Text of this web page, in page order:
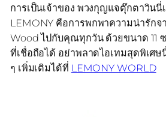
การเป็นเจ้าของ พวงกุญแจตุ๊กตาวินนี่
LEMONY คือการพกพาความน่ารัก
Wood ไปกับคุณทุกวัน ด้วยขนาด 11
ที่เชื่อถือได้ อย่าพลาดไอเทมสุดพิเศ
ๆ เพิ่มเติมได้ที่ LEMONY WORLD